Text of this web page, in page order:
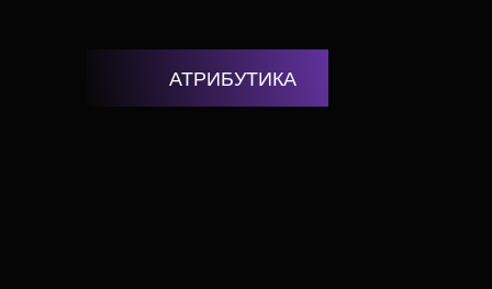
АТРИБУТИКА